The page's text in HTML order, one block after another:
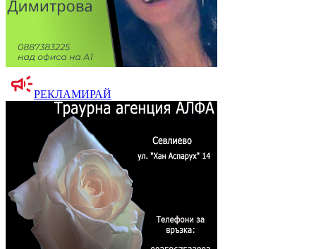
РЕКЛАМИРАЙ